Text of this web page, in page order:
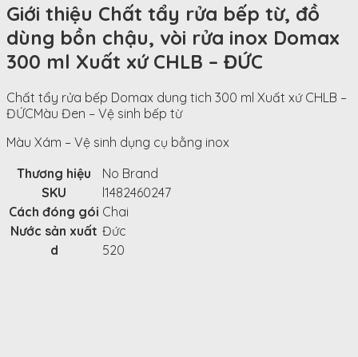
Giới thiệu Chất tẩy rửa bếp từ, đồ
dùng bồn chậu, vòi rửa inox Domax
300 ml Xuất xứ CHLB – ĐỨC
Chất tẩy rửa bếp Domax dung tich 300 ml Xuất xứ CHLB –
ĐỨCMàu Đen – Vệ sinh bếp từ
Màu Xám – Vệ sinh dụng cụ bằng inox
Thương hiệu
No Brand
SKU
l1482460247
Cách đóng gói Chai
Nước sản xuất Đức
d
520